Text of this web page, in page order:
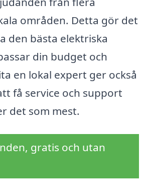
områden. Detta gör det
den bästa elektriska
din budget och
en lokal expert ger också
få service och support
det som mest.
gratis och utan